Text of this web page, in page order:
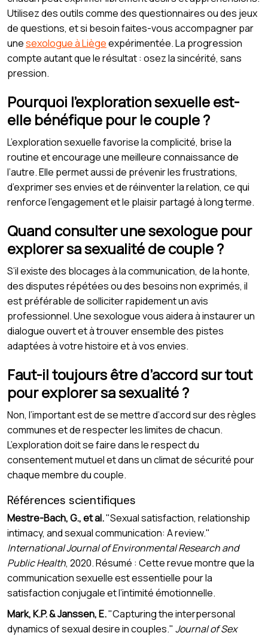
Utilisez des outils comme des questionnaires ou des jeux
de questions, et si besoin faites-vous accompagner par
unesexologue à Liègeexpérimentée. La progression
compte autant que le résultat : osez la sincérité, sans
pression.
Pourquoi l’exploration sexuelle est-
elle bénéfique pour le couple ?
L’exploration sexuelle favorise la complicité, brise la
routine et encourage une meilleure connaissance de
l’autre. Elle permet aussi de prévenir les frustrations,
d’exprimer ses envies et de réinventer la relation, ce qui
renforce l’engagement et le plaisir partagé à long terme.
Quand consulter une sexologue pour
explorer sa sexualité de couple ?
S’il existe des blocages à la communication, de la honte,
des disputes répétées ou des besoins non exprimés, il
est préférable de solliciter rapidement un avis
professionnel. Une sexologue vous aidera à instaurer un
dialogue ouvert et à trouver ensemble des pistes
adaptées à votre histoire et à vos envies.
Faut-il toujours être d’accord sur tout
pour explorer sa sexualité ?
Non, l’important est de se mettre d’accord sur des règles
communes et de respecter les limites de chacun.
L’exploration doit se faire dans le respect du
consentement mutuel et dans un climat de sécurité pour
chaque membre du couple.
Références scientifiques
Mestre-Bach, G., et al."Sexual satisfaction, relationship
intimacy, and sexual communication: A review."
International Journal of Environmental Research and
Public Health, 2020. Résumé : Cette revue montre que la
communication sexuelle est essentielle pour la
satisfaction conjugale et l’intimité émotionnelle.
Mark, K.P. & Janssen, E."Capturing the interpersonal
dynamics of sexual desire in couples." Journal of Sex